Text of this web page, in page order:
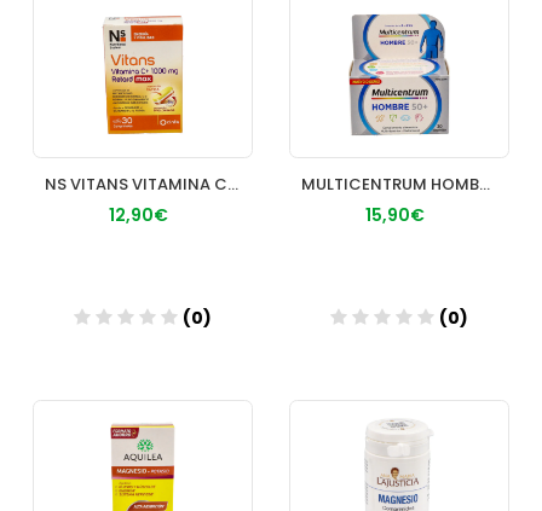
NS VITANS VITAMINA C+ 1000 MG RETARD MAX 30 COMP
12,90€
(0)
MULTICENTRUM HOMBRE 50+ 30 COMP
15,90€
(0)